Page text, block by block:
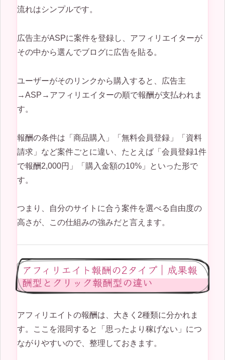
流れはシンプルです。
広告主がASPに案件を登録し、アフィリエイターが
その中から選んでブログに広告を貼る。
ユーザーがそのリンクから購入すると、広告主
→ASP→アフィリエイターの順で報酬が支払われま
す。
報酬の条件は「商品購入」「無料会員登録」「資料
請求」など案件ごとに違い、たとえば「会員登録1件
で報酬2,000円」「購入金額の10%」といった形で
す。
つまり、自分のサイトに合う案件を選べる自由度の
高さが、この仕組みの強みだと言えます。
アフィリエイト報酬の2タイプ｜成果報
酬型とクリック報酬型の違い
アフィリエイトの報酬は、大きく2種類に分かれま
す。ここを混同すると「思ったより稼げない」につ
ながりやすいので、整理しておきます。